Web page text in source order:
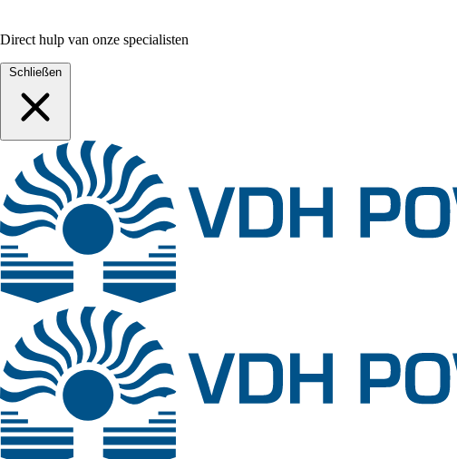
Direct hulp van onze specialisten
Schließen